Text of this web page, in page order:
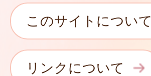
このサイトについて
リンクについて